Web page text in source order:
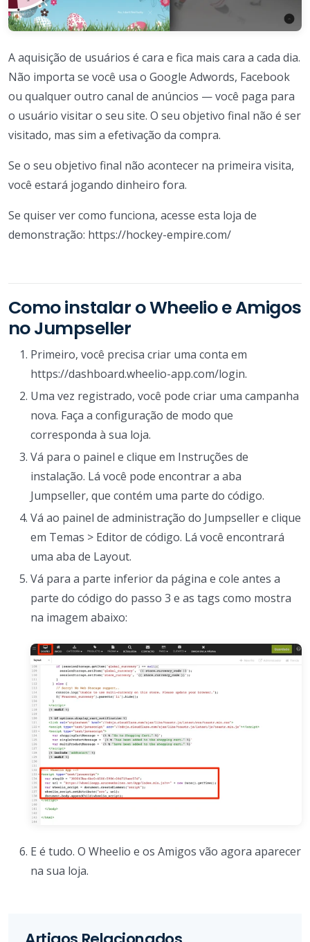
A aquisição de usuários é cara e fica mais cara a cada dia.
Não importa se você usa o Google Adwords, Facebook
ou qualquer outro canal de anúncios — você paga para
o usuário visitar o seu site. O seu objetivo final não é ser
visitado, mas sim a efetivação da compra.
Se o seu objetivo final não acontecer na primeira visita,
você estará jogando dinheiro fora.
Se quiser ver como funciona, acesse esta loja de
demonstração: https://hockey-empire.com/
Como instalar o Wheelio e Amigos
no Jumpseller
Primeiro, você precisa criar uma conta em
https://dashboard.wheelio-app.com/login.
Uma vez registrado, você pode criar uma campanha
nova. Faça a configuração de modo que
corresponda à sua loja.
Vá para o painel e clique em Instruções de
instalação. Lá você pode encontrar a aba
Jumpseller, que contém uma parte do código.
Vá ao painel de administração do Jumpseller e clique
em Temas > Editor de código. Lá você encontrará
uma aba de Layout.
Vá para a parte inferior da página e cole antes a
parte do código do passo 3 e as tags como mostra
na imagem abaixo:
E é tudo. O Wheelio e os Amigos vão agora aparecer
na sua loja.